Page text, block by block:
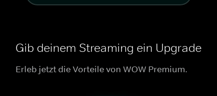
Gib deinem Streaming ein Upgrade
Erleb jetzt die Vorteile von WOW Premium.